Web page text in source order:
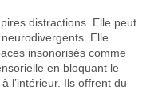
distractions. Elle peut
Elle
insonorisés comme
en bloquant le
l’intérieur. Ils offrent du